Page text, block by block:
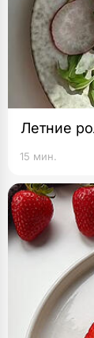
Летние
15 мин.